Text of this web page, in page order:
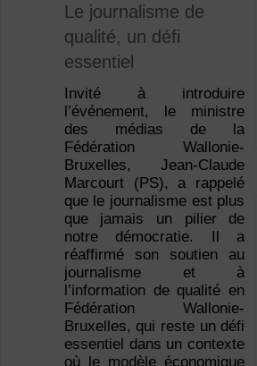
Le journalisme de
qualité, un défi
essentiel
Invité à introduire
l’événement, le ministre
des médias de la
Fédération Wallonie-
Bruxelles, Jean-Claude
Marcourt (PS), a rappelé
que le journalisme est plus
que jamais un pilier de
notre démocratie. Il a
réaffirmé son soutien au
journalisme et à
l’information de qualité en
Fédération Wallonie-
Bruxelles, qui reste un défi
essentiel dans un contexte
où le modèle économique